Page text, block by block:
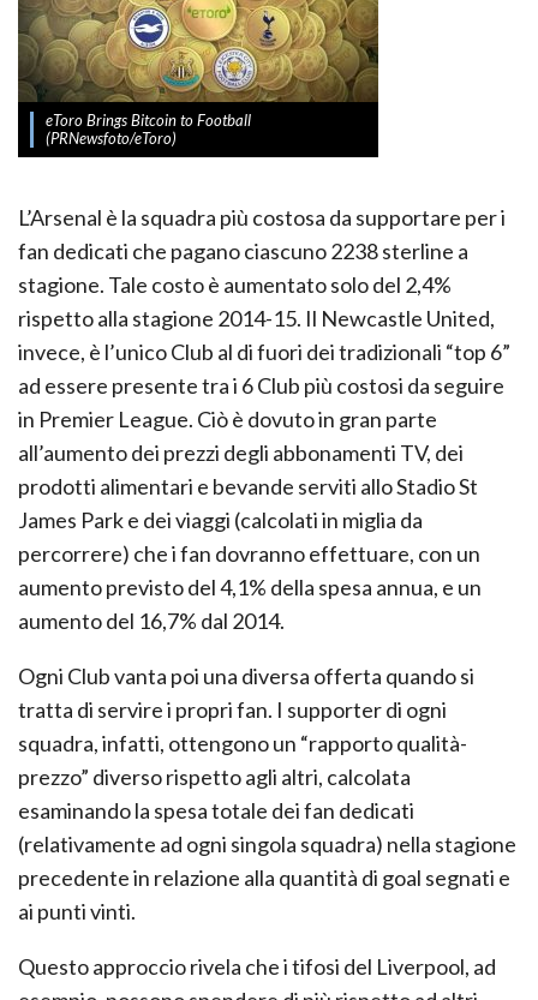
eToro Brings Bitcoin to Football
(PRNewsfoto/eToro)
L’Arsenal è la squadra più costosa da supportare per i
fan dedicati che pagano ciascuno 2238 sterline a
stagione. Tale costo è aumentato solo del 2,4%
rispetto alla stagione 2014-15. Il Newcastle United,
invece, è l’unico Club al di fuori dei tradizionali “top 6”
ad essere presente tra i 6 Club più costosi da seguire
in Premier League. Ciò è dovuto in gran parte
all’aumento dei prezzi degli abbonamenti TV, dei
prodotti alimentari e bevande serviti allo Stadio St
James Park e dei viaggi (calcolati in miglia da
percorrere) che i fan dovranno effettuare, con un
aumento previsto del 4,1% della spesa annua, e un
aumento del 16,7% dal 2014.
Ogni Club vanta poi una diversa offerta quando si
tratta di servire i propri fan. I supporter di ogni
squadra, infatti, ottengono un “rapporto qualità-
prezzo” diverso rispetto agli altri, calcolata
esaminando la spesa totale dei fan dedicati
(relativamente ad ogni singola squadra) nella stagione
precedente in relazione alla quantità di goal segnati e
ai punti vinti.
Questo approccio rivela che i tifosi del Liverpool, ad